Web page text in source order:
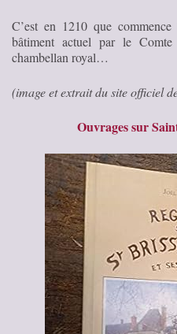
C’est en 1210 que
bâtiment actuel par le
chambellan royal…
(image et extrait du site officiel
Ouvrages sur